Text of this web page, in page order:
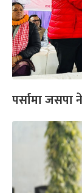
पर्सामा जसपा